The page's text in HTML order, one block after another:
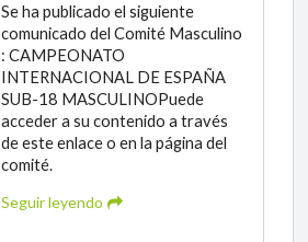
Se ha publicado el siguiente
comunicado del Comité Masculino
: CAMPEONATO
INTERNACIONAL DE ESPAÑA
SUB-18 MASCULINOPuede
acceder a su contenido a través
de este enlace o en la página del
comité.
Seguir leyendo